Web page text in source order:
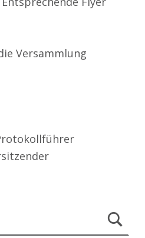
Versammlung